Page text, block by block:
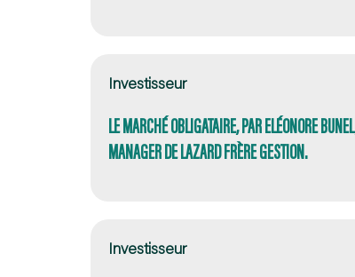
Investisseur
LE MARCHÉ OBLIGATAIRE, PAR ELÉONORE
MANAGER DE LAZARD FRÈRE GESTION.
Investisseur